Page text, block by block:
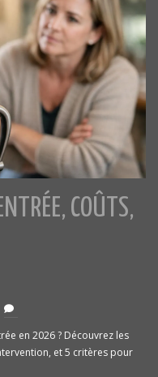
COÛTS,
en 2026 ? Découvrez les
et 5 critères pour